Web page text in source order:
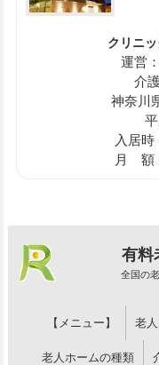
クリニ
運営
介
神奈川
入居時
月 額
有料
全国の
【メニュー】 老
老人ホームの種類